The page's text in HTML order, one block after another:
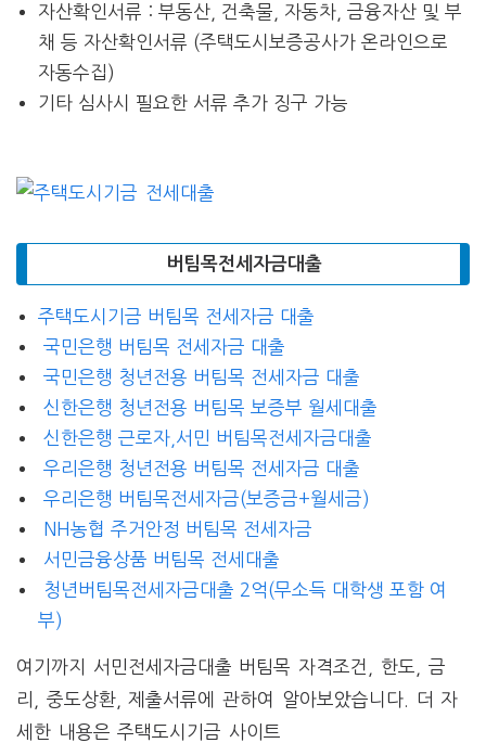
자산확인서류 : 부동산, 건축물, 자동차, 금융자산 및 부
채 등 자산확인서류 (주택도시보증공사가 온라인으로
자동수집)
기타 심사시 필요한 서류 추가 징구 가능
버팀목전세자금대출
주택도시기금 버팀목 전세자금 대출
국민은행 버팀목 전세자금 대출
국민은행 청년전용 버팀목 전세자금 대출
신한은행 청년전용 버팀목 보증부 월세대출
신한은행 근로자,서민 버팀목전세자금대출
우리은행 청년전용 버팀목 전세자금 대출
우리은행 버팀목전세자금(보증금+월세금)
NH농협 주거안정 버팀목 전세자금
서민금융상품 버팀목 전세대출
청년버팀목전세자금대출 2억(무소득 대학생 포함 여
부)
여기까지 서민전세자금대출 버팀목 자격조건, 한도, 금
리, 중도상환, 제출서류에 관하여 알아보았습니다. 더 자
세한 내용은 주택도시기금 사이트